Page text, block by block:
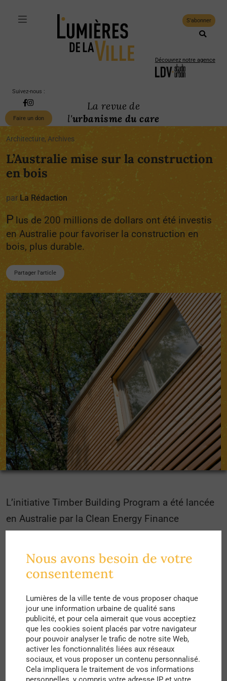
S'abonner
Découvrez notre agence
Suivez-nous :
Faire un don
La revue de
l'urbanisme du care
Architecture, Archives
L’Australie mise sur la construction
en bois
par La Rédaction
P lus de 200 millions de dollars ont été investis
en Australie pour favoriser la construction en
bois, plus durable.
Partager l'article
L’initiative Timber Building Program a été lancée
en Australie par la Clean Energy Finance
construction massive en bois dans les nouveaux
projets du secteur immobilier. Pour atteindre leur
programme d’une valeur de plus de 200 millions
de dollars.
Et pour cause, leboisserait, selon unrapport de
la CEFC, un matériau qui réduirait jusqu’à 75% du
carbone incorporé dans les constructions,
Nous avons besoin de votre
consentement
Lumières de la ville tente de vous proposer chaque
jour une information urbaine de qualité sans
publicité, et pour cela aimerait que vous acceptiez
que les cookies soient placés par votre navigateur
pour pouvoir analyser le trafic de notre site Web,
activer les fonctionnalités liées aux réseaux
sociaux, et vous proposer un contenu personnalisé.
Cela impliquera le traitement de vos informations